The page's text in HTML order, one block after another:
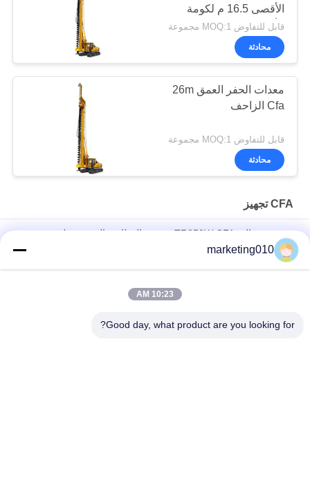
الأقصى 16.5 م لكومة
الأساس
قابل للتفاوض MOQ:1 مجموعة
محادثة
معدات الحفر العمق 26m
Cfa الزاحف
قابل للتفاوض MOQ:1 مجموعة
محادثة
CFA تجهيز
قوة حفر عالية TR250W CFA متعددة الوظائف المهنية مطرقة
هيدروليكية الحفر الروتاري جهاز حفر كومة سائق
أجهزة الحفر المتقدمة
أعمال البناء 800 مم بئر قطر مؤسسة الحفر الهيدروليكية الخوازيق
marketing010
10:23 AM
Good day, what product are you looking for?